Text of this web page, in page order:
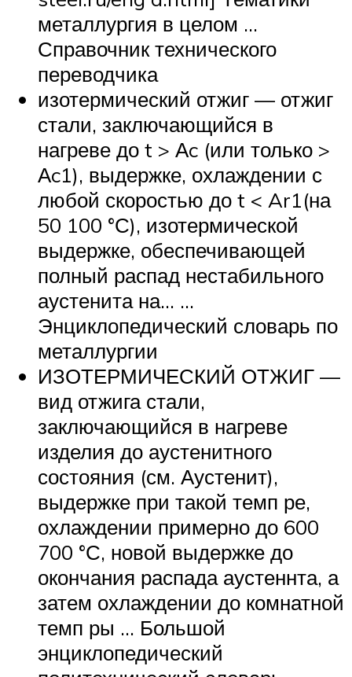
металлургия в целом …
Справочник технического
переводчика
изотермический отжиг — отжиг
стали, заключающийся в
нагреве до t > Аc (или только >
Аc1), выдержке, охлаждении с
любой скоростью до t < Ar1(на
50 100 °С), изотермической
выдержке, обеспечивающей
полный распад нестабильного
аустенита на… …
Энциклопедический словарь по
металлургии
ИЗОТЕРМИЧЕСКИЙ ОТЖИГ —
вид отжига стали,
заключающийся в нагреве
изделия до аустенитного
состояния (см. Аустенит),
выдержке при такой темп ре,
охлаждении примерно до 600
700 °С, новой выдержке до
окончания распада аустеннта, а
затем охлаждении до комнатной
темп ры … Большой
энциклопедический